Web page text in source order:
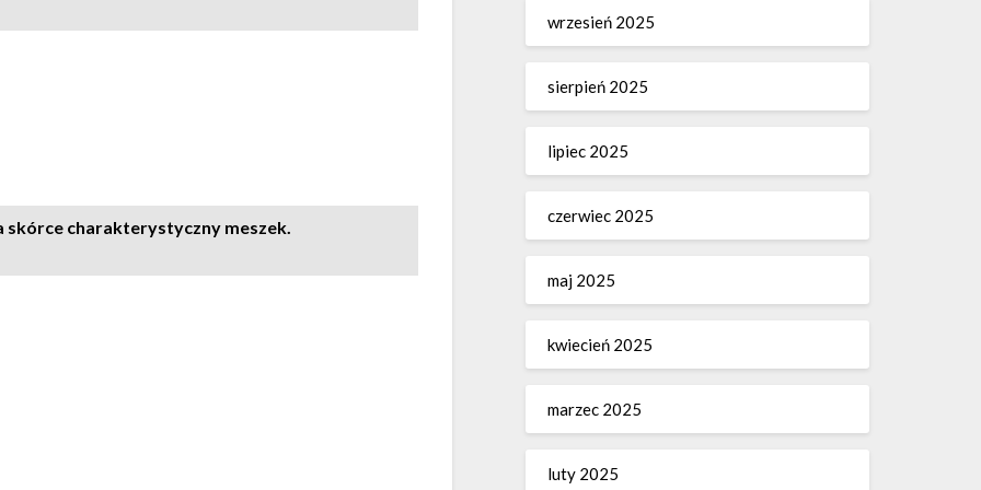
skórce charakterystyczny meszek.
wrzesień 2025
sierpień 2025
lipiec 2025
czerwiec 2025
maj 2025
kwiecień 2025
marzec 2025
luty 2025